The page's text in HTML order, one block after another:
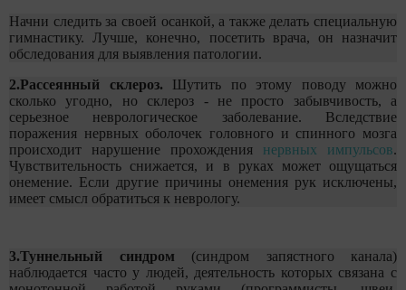
Начни следить за своей осанкой, а также делать специальную
гимнастику. Лучше, конечно, посетить врача, он назначит
обследования для выявления патологии.
2.Рассеянный склероз. Шутить по этому поводу можно
сколько угодно, но склероз - не просто забывчивость, а
серьезное неврологическое заболевание. Вследствие
поражения нервных оболочек головного и спинного мозга
происходит нарушение прохождения нервных импульсов.
Чувствительность снижается, и в руках может ощущаться
онемение. Если другие причины онемения рук исключены,
имеет смысл обратиться к неврологу.
3.Туннельный синдром (синдром запястного канала)
наблюдается часто у людей, деятельность которых связана с